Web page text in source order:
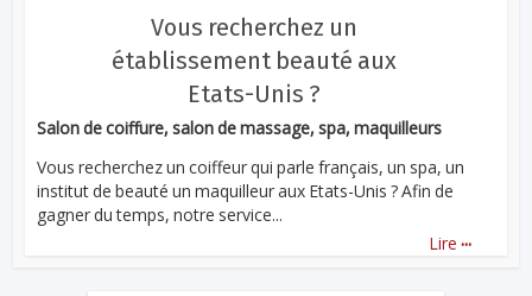
Vous recherchez un
établissement beauté aux
Etats-Unis ?
Salon de coiffure, salon de massage, spa, maquilleurs
Vous recherchez un coiffeur qui parle français, un spa, un
institut de beauté un maquilleur aux Etats-Unis ? Afin de
gagner du temps, notre service...
Lire ...